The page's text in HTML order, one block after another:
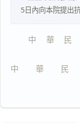
5日內向本院提出
中    華    民
中　　華　　民